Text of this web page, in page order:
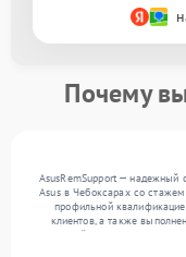
Почему
AsusRemSupport — надежный
Asus в Чебоксарах со
профильной
клиентов, а также
сервисный центр поступает
любой сложности и